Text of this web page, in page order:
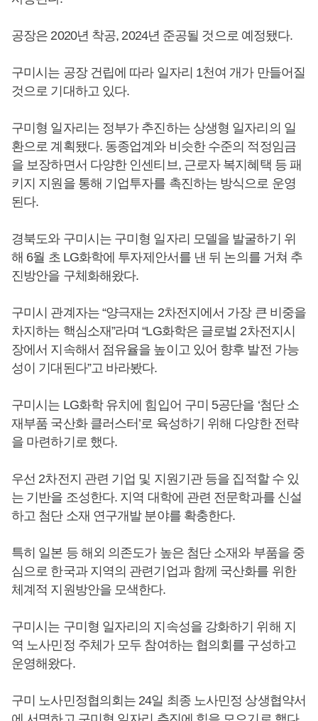
공장은 2020년 착공, 2024년 준공될 것으로 예정됐다.
구미시는 공장 건립에 따라 일자리 1천여 개가 만들어질
것으로 기대하고 있다.
구미형 일자리는 정부가 추진하는 상생형 일자리의 일
환으로 계획됐다. 동종업계와 비슷한 수준의 적정임금
을 보장하면서 다양한 인센티브, 근로자 복지혜택 등 패
키지 지원을 통해 기업투자를 촉진하는 방식으로 운영
된다.
경북도와 구미시는 구미형 일자리 모델을 발굴하기 위
해 6월 초 LG화학에 투자제안서를 낸 뒤 논의를 거쳐 추
진방안을 구체화해왔다.
구미시 관계자는 “양극재는 2차전지에서 가장 큰 비중을
차지하는 핵심소재”라며 “LG화학은 글로벌 2차전지시
장에서 지속해서 점유율을 높이고 있어 향후 발전 가능
성이 기대된다”고 바라봤다.
구미시는 LG화학 유치에 힘입어 구미 5공단을 ‘첨단 소
재부품 국산화 클러스터’로 육성하기 위해 다양한 전략
을 마련하기로 했다.
우선 2차전지 관련 기업 및 지원기관 등을 집적할 수 있
는 기반을 조성한다. 지역 대학에 관련 전문학과를 신설
하고 첨단 소재 연구개발 분야를 확충한다.
특히 일본 등 해외 의존도가 높은 첨단 소재와 부품을 중
심으로 한국과 지역의 관련기업과 함께 국산화를 위한
체계적 지원방안을 모색한다.
구미시는 구미형 일자리의 지속성을 강화하기 위해 지
역 노사민정 주체가 모두 참여하는 협의회를 구성하고
운영해왔다.
구미 노사민정협의회는 24일 최종 노사민정 상생협약서